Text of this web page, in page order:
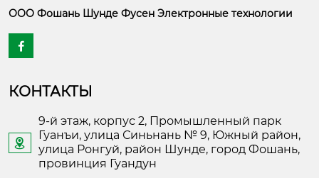
ООО Фошань Шунде Фусен Электронные технологии

КОНТАКТЫ

9-й этаж, корпус 2, Промышленный парк
Гуанъи, улица Синьнань № 9, Южный район,
улица Ронгуй, район Шунде, город Фошань,
провинция Гуандун